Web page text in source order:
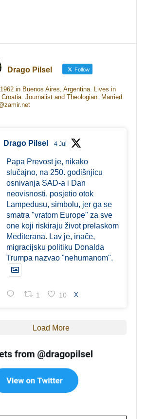
Drago Pilsel Follow
in Buenos Aires, Argentina. Lives in
Journalist and Theologian. Married.
Drago Pilsel 4 Jul
Papa Prevost je, nikako
slučajno, na 250. godišnjicu
osnivanja SAD-a i Dan
neovisnosti, posjetio otok
Lampedusu, simbolu, jer ga se
smatra "vratom Europe" za sve
one koji riskiraju život prelaskom
Mediterana. Lav je, inače,
migracijsku politiku Donalda
Trumpa nazvao "nehumanom".
1 10 X
Load More